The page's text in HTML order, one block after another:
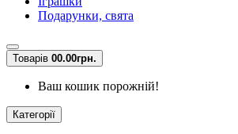
Подарунки, свята
Товарів 00.00грн.
Ваш кошик порожній!
Категорії